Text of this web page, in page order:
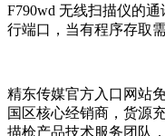
F790wd 无线扫描仪的通
行端口，当有程序存取
精东传媒官方入口网站
国区核心经销商，货源
描枪产品技术服务团队